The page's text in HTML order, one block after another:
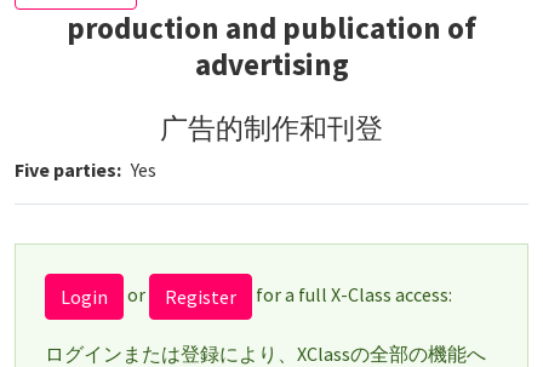
production and publication of
advertising
广告的制作和刊登
Five parties Yes
Login or Register for a full X-Class access:
ログインまたは登録により、XClassの全部の機能へ